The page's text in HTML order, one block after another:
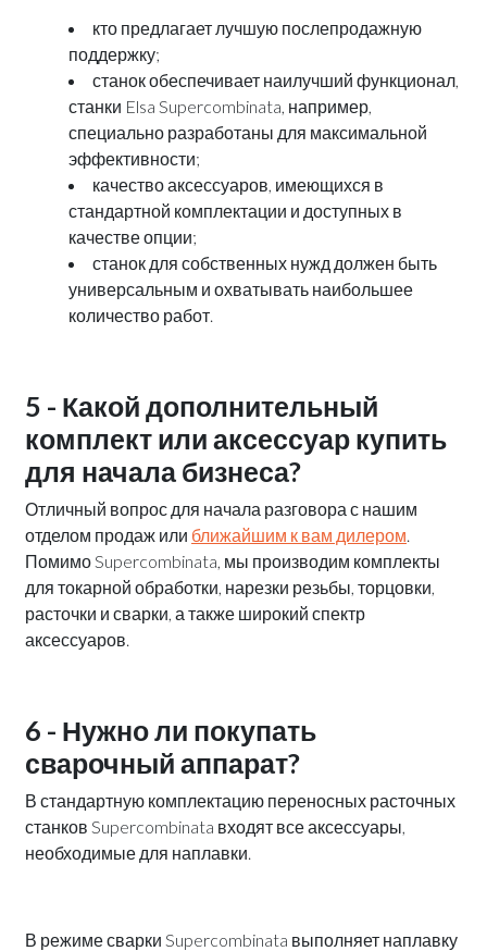
кто предлагает лучшую послепродажную
поддержку;
станок обеспечивает наилучший функционал,
станки Elsa Supercombinata, например,
специально разработаны для максимальной
эффективности;
качество аксессуаров, имеющихся в
стандартной комплектации и доступных в
качестве опции;
станок для собственных нужд должен быть
универсальным и охватывать наибольшее
количество работ.
5 - Какой дополнительный
комплект или аксессуар купить
для начала бизнеса?
Отличный вопрос для начала разговора с нашим
отделом продаж или ближайшим к вам дилером.
Помимо Supercombinata, мы производим комплекты
для токарной обработки, нарезки резьбы, торцовки,
расточки и сварки, а также широкий спектр
аксессуаров.
6 - Нужно ли покупать
сварочный аппарат?
В стандартную комплектацию переносных расточных
станков Supercombinata входят все аксессуары,
необходимые для наплавки.
В режиме сварки Supercombinata выполняет наплавку